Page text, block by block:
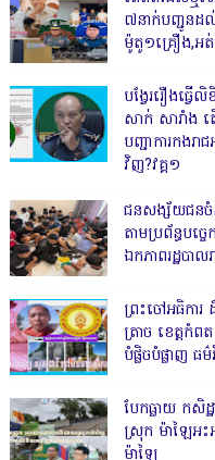
៧នាក់បញ្ជូនដល់
ម៉ូតូ១គ្រឿង,អ
បង្វែររឿងធ្
សាក់ សារាំង
បញ្ជាការកងរ
វិញ?វគ្គ១
ជនសង្ស័យជនចំនួ
តាមប្រព័ន្ធបច្ច
ឯកភាពរដ្ឋបាល
ព្រះចៅអធិកា
ត្រាច ខេត្តកំ
បំផ្លិចបំផ្លាញ ធ
បែកធ្លាយ កសិ
ស្រុក ម៉ាឡៃអះ
ម៉ាឡៃ